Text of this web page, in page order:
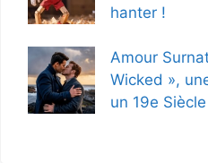
hanter !
Amour
Wicked »,
un 19e